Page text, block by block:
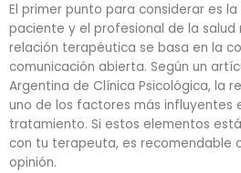
El primer punto para considerar es
paciente y el profesional de la salud
relación terapéutica se basa en la
comunicación abierta. Según un
Argentina de Clínica Psicológica, la
uno de los factores más influyentes
tratamiento. Si estos elementos
con tu terapeuta, es recomendable
opinión.